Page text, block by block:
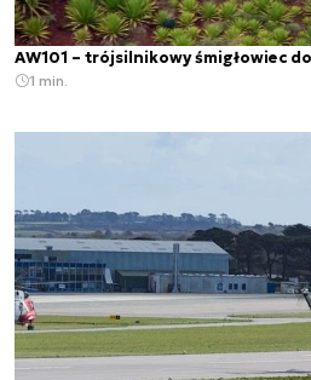
AW101 – trójsilnikowy śmigłowiec
1 min.